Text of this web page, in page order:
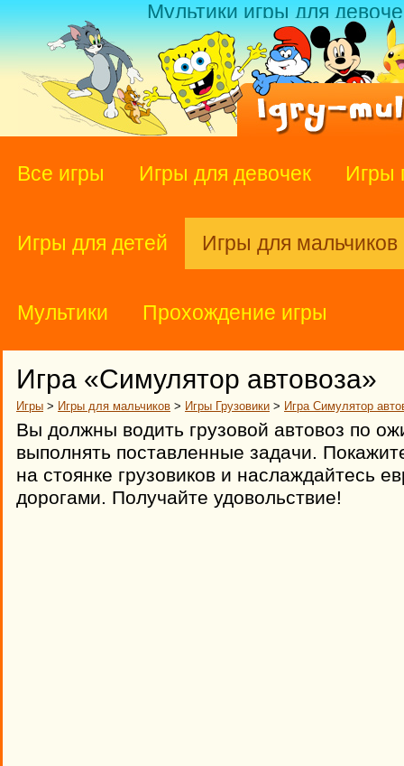
Мультики игры для
Все игры Игры для девочек Игры
Игры для детей Игры для мальчиков
Мультики Прохождение игры
Игра «Симулятор автовоза»
Игры > Игры для мальчиков > Игры Грузовики > Игра Симулятор
Вы должны водить грузовой автовоз по
выполнять поставленные задачи.
на стоянке грузовиков и наслаждайтесь
дорогами. Получайте удовольствие!